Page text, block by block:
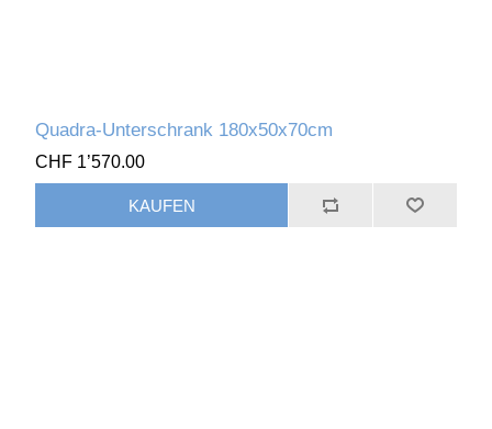
Quadra-Unterschrank 180x50x70cm
CHF 1’570.00